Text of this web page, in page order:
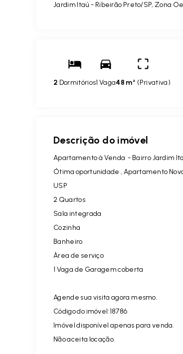
Jardim Itaú - Ribeirão Preto/SP, Zona
2 Dormitórios1 Vaga48 m² (Privativa)
Descrição do imóvel
Apartamento à Venda - Bairro Jardim
Ótima oportunidade , Apartamento
USP
2 Quartos
Sala integrada
Cozinha
Banheiro
Àrea de serviço
1 Vaga de Garagem coberta
Agende sua visita agora mesmo.
Código do imóvel:18786
Imóvel disponível apenas para venda.
Não aceita locação.